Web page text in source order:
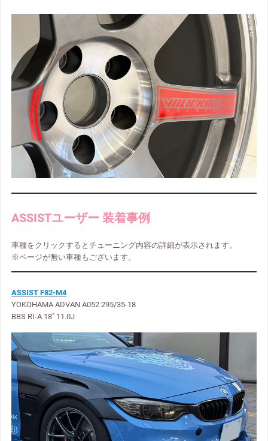
ASSISTユーザー 装着事例
車種をクリックするとチューニング内容の詳細が表示されます。
※ページが無い車種もございます。
ASSIST F82-M4
YOKOHAMA ADVAN A052 295/35-18
BBS RI-A 18″ 11.0J